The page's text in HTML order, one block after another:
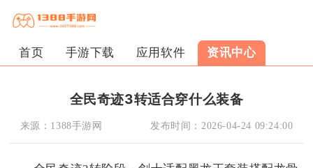
首页 手游下载 应用软件 资讯中心
全民奇迹3转适合穿什么装备
来源： 1388手游网 发布时间： 2026-04-24 09:24:00